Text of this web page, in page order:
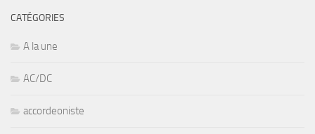
CATÉGORIES
A la une
AC/DC
accordeoniste